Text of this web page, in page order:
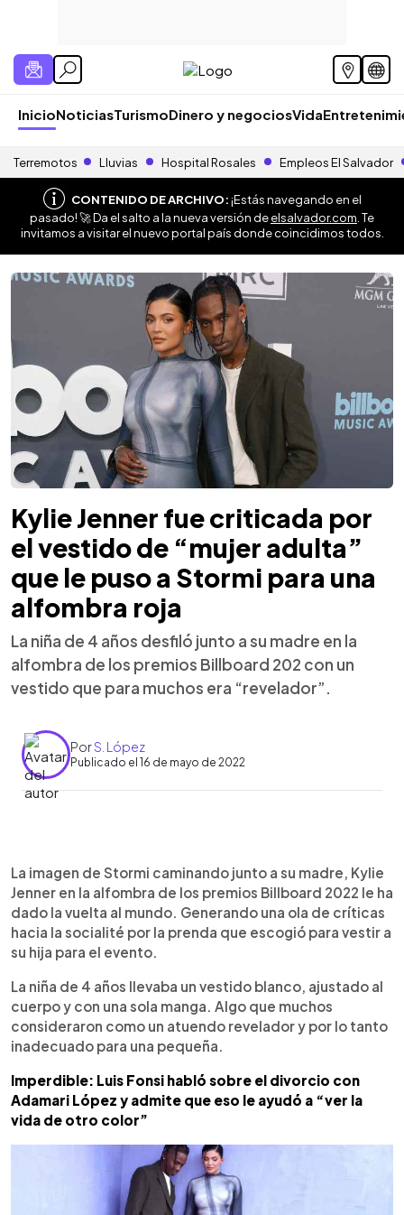
InicioNoticiasTurismoDinero y negociosVida
Terremotos Lluvias Hospital Rosales Empleos El Salvador
CONTENIDO DE ARCHIVO:¡Estás navegando en el
pasado! 🚀 Da el salto a la nueva versión deelsalvador.com . Te
invitamos a visitar el nuevo portal país donde coincidimos todos.
Kylie Jenner fue criticada por
el vestido de “mujer adulta”
que le puso a Stormi para una
alfombra roja
La niña de 4 años desfiló junto a su madre en la
alfombra de los premios Billboard 202 con un
vestido que para muchos era “revelador”.
PorS. López
Publicado el 16 de mayo de 2022
Escuchar artículo
La imagen de Stormi caminando junto a su madre, Kylie
Jenner en la alfombra de los premios Billboard 2022 le ha
dado la vuelta al mundo. Generando una ola de críticas
hacia la socialité por la prenda que escogió para vestir a
su hija para el evento.
La niña de 4 años llevaba un vestido blanco, ajustado al
cuerpo y con una sola manga. Algo que muchos
consideraron como un atuendo revelador y por lo tanto
inadecuado para una pequeña.
Imperdible: Luis Fonsi habló sobre el divorcio con
Adamari López y admite que eso le ayudó a “ver la
vida de otro color”